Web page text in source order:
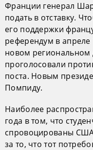
Франции генерал
подать в отставку.
его поддержки
референдум в
новом
проголосовали
поста. Новым
Помпиду.
Наиболее
года в том, что
спровоцированы
за то, что тот